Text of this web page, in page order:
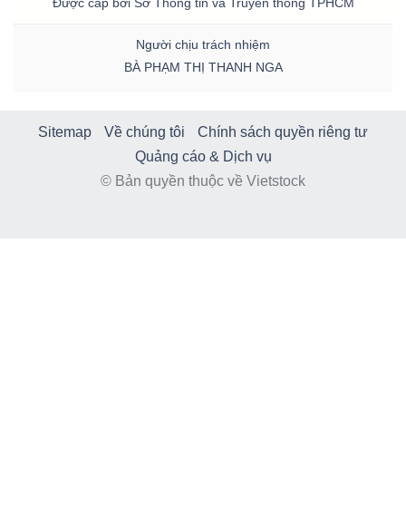
Được cấp bởi Sở Thông tin và Truyền thông TPHCM
Người chịu trách nhiệm
BÀ PHẠM THỊ THANH NGA
Sitemap Về chúng tôi
Chính sách quyền riêng tư
Quảng cáo & Dịch vụ
© Bản quyền thuộc về Vietstock